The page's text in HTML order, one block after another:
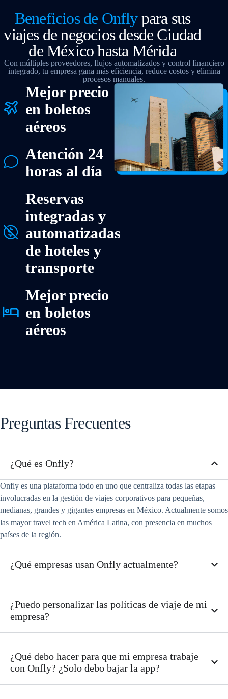
Beneficios de Onflypara sus
viajes de negocios desde Ciudad
de México hasta Mérida
Con múltiples proveedores, flujos automatizados y control financiero
integrado, tu empresa gana más eficiencia, reduce costos y elimina
procesos manuales.
Mejor precio
en boletos
aéreos
Atención 24
horas al día
Reservas
integradas y
automatizadas
de hoteles y
transporte
Mejor precio
en boletos
aéreos
Preguntas Frecuentes
¿Qué es Onfly?
Onfly es una plataforma todo en uno que centraliza todas las etapas
involucradas en la gestión de viajes corporativos para pequeñas,
medianas, grandes y gigantes empresas en México. Actualmente somos
las mayor travel tech en América Latina, con presencia en muchos
países de la región.
¿Qué empresas usan Onfly actualmente?
¿Puedo personalizar las políticas de viaje de mi
empresa?
¿Qué debo hacer para que mi empresa trabaje
con Onfly? ¿Solo debo bajar la app?